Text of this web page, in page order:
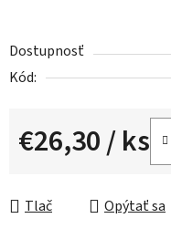
Dostupnosť
Kód:
€26,30/ ks
Tlač Opýtať sa